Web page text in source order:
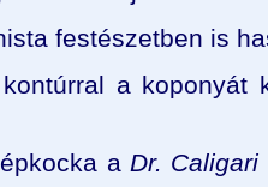
festészetben is
a koponyát
a Dr. Caligari